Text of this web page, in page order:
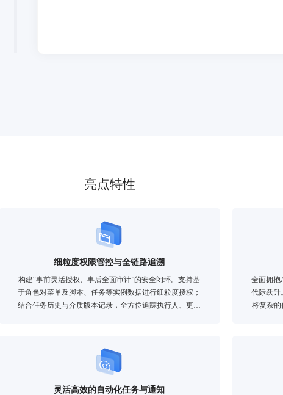
亮点特性
细粒度权限管控与全链路追溯
构建“事前灵活授权、事后全面审计”的安全闭环。支持基
于角色对菜单及脚本、任务等实例数据进行细粒度授权；
结合任务历史与介质版本记录，全方位追踪执行人、更新
全面拥抱
代际跃升
将复杂的
灵活高效的自动化任务与通知